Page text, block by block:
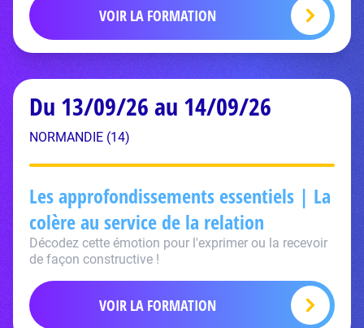
VOIR LA FORMATION
Du 13/09/26 au 14/09/26
NORMANDIE (14)
Les approfondissements essentiels | La
colère au service de la relation
Décodez cette émotion pour l'exprimer ou la recevoir
de façon constructive !
VOIR LA FORMATION